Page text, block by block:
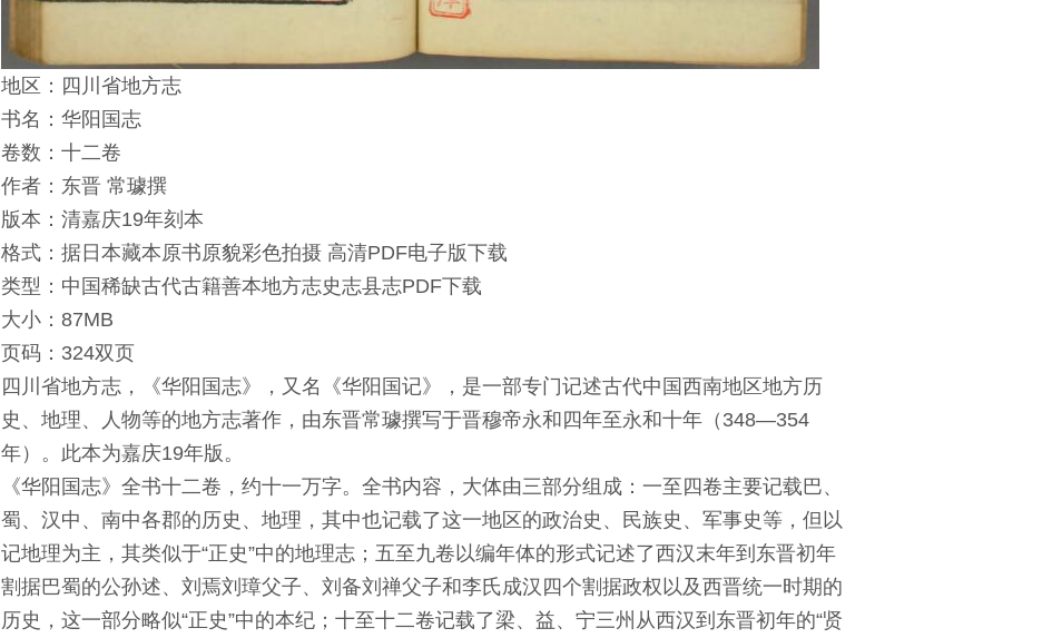
地区：四川省地方志
书名：华阳国志
卷数：十二卷
作者：东晋 常璩撰
版本：清嘉庆19年刻本
格式：据日本藏本原书原貌彩色拍摄 高清PDF电子版下载
类型：中国稀缺古代古籍善本地方志史志县志PDF下载
大小：87MB
页码：324双页
四川省地方志，《华阳国志》，又名《华阳国记》，是一部专门记述古代中国西南地区地方历
史、地理、人物等的地方志著作，由东晋常璩撰写于晋穆帝永和四年至永和十年（348—354
年）。此本为嘉庆19年版。
《华阳国志》全书十二卷，约十一万字。全书内容，大体由三部分组成：一至四卷主要记载巴、
蜀、汉中、南中各郡的历史、地理，其中也记载了这一地区的政治史、民族史、军事史等，但以
记地理为主，其类似于“正史”中的地理志；五至九卷以编年体的形式记述了西汉末年到东晋初年
割据巴蜀的公孙述、刘焉刘璋父子、刘备刘禅父子和李氏成汉四个割据政权以及西晋统一时期的
历史，这一部分略似“正史”中的本纪；十至十二卷记载了梁、益、宁三州从西汉到东晋初年的“贤